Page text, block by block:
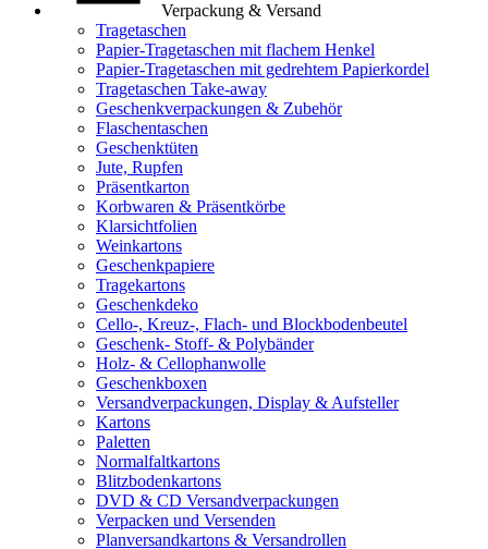
Verpackung & Versand
Tragetaschen
Papier-Tragetaschen mit flachem Henkel
Papier-Tragetaschen mit gedrehtem Papierkordel
Tragetaschen Take-away
Geschenkverpackungen & Zubehör
Flaschentaschen
Geschenktüten
Jute, Rupfen
Präsentkarton
Korbwaren & Präsentkörbe
Klarsichtfolien
Weinkartons
Geschenkpapiere
Tragekartons
Geschenkdeko
Cello-, Kreuz-, Flach- und Blockbodenbeutel
Geschenk- Stoff- & Polybänder
Holz- & Cellophanwolle
Geschenkboxen
Versandverpackungen, Display & Aufsteller
Kartons
Paletten
Normalfaltkartons
Blitzbodenkartons
DVD & CD Versandverpackungen
Verpacken und Versenden
Planversandkartons & Versandrollen